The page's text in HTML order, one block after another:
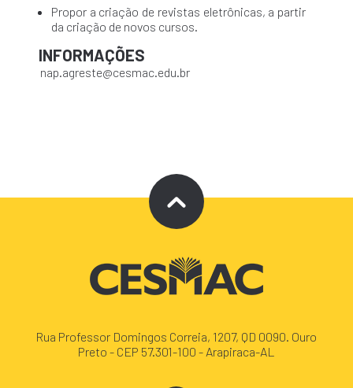
Propor a criação de revistas eletrônicas, a partir
da criação de novos cursos.
INFORMAÇÕES
nap.agreste@cesmac.edu.br
Rua Professor Domingos Correia, 1207, QD 0090. Ouro
Preto - CEP 57.301-100 - Arapiraca-AL